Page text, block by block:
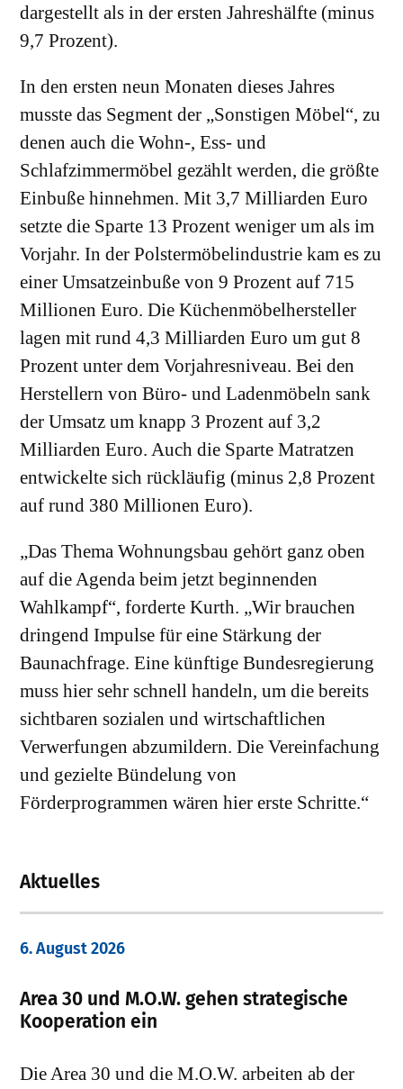
dargestellt als in der ersten Jahreshälfte (minus
9,7 Prozent).
In den ersten neun Monaten dieses Jahres
musste das Segment der „Sonstigen Möbel“, zu
denen auch die Wohn-, Ess- und
Schlafzimmermöbel gezählt werden, die größte
Einbuße hinnehmen. Mit 3,7 Milliarden Euro
setzte die Sparte 13 Prozent weniger um als im
Vorjahr. In der Polstermöbelindustrie kam es zu
einer Umsatzeinbuße von 9 Prozent auf 715
Millionen Euro. Die Küchenmöbelhersteller
lagen mit rund 4,3 Milliarden Euro um gut 8
Prozent unter dem Vorjahresniveau. Bei den
Herstellern von Büro- und Ladenmöbeln sank
der Umsatz um knapp 3 Prozent auf 3,2
Milliarden Euro. Auch die Sparte Matratzen
entwickelte sich rückläufig (minus 2,8 Prozent
auf rund 380 Millionen Euro).
„Das Thema Wohnungsbau gehört ganz oben
auf die Agenda beim jetzt beginnenden
Wahlkampf“, forderte Kurth. „Wir brauchen
dringend Impulse für eine Stärkung der
Baunachfrage. Eine künftige Bundesregierung
muss hier sehr schnell handeln, um die bereits
sichtbaren sozialen und wirtschaftlichen
Verwerfungen abzumildern. Die Vereinfachung
und gezielte Bündelung von
Förderprogrammen wären hier erste Schritte.“
Aktuelles
6. August 2026
Area 30 und M.O.W. gehen strategische
Kooperation ein
Die Area 30 und die M.O.W. arbeiten ab der